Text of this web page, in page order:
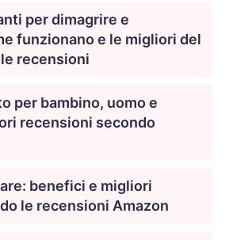
per dimagrire e
funzionano e le migliori del
recensioni
per bambino, uomo e
recensioni secondo
benefici e migliori
le recensioni Amazon